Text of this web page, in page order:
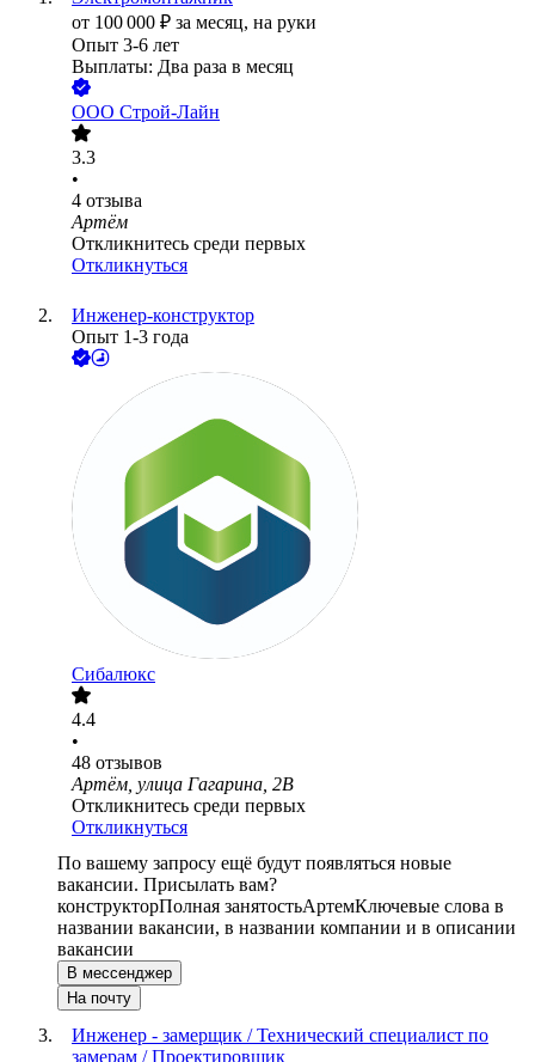
от 100 000 ₽ за месяц, на руки
Опыт 3-6 лет
Выплаты: Два раза в месяц
ООО Строй-Лайн
3.3
•
4 отзыва
Артём
Откликнитесь среди первых
Откликнуться
Инженер-конструктор
Опыт 1-3 года
Сибалюкс
4.4
•
48 отзывов
Артём, улица Гагарина, 2В
Откликнитесь среди первых
Откликнуться
По вашему запросу ещё будут появляться новые
вакансии. Присылать вам?
конструкторПолная занятостьАртемКлючевые слова в
названии вакансии, в названии компании и в описании
вакансии
В мессенджер
На почту
Инженер - замерщик / Технический специалист по
замерам / Проектировщик